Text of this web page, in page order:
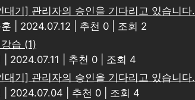
대기] 관리자의 승인을 기다리고 있습니다.
2024.07.12 추천 0 조회 2
습 (1)
2024.07.11 추천 0 조회 4
대기] 관리자의 승인을 기다리고 있습니다.
2024.07.04 추천 0 조회 4